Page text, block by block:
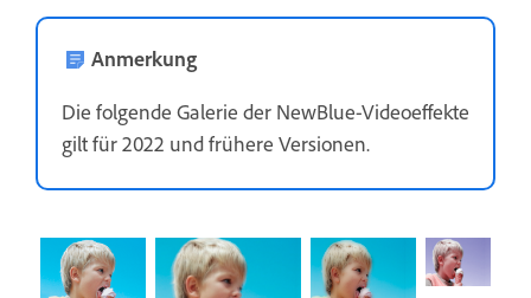
Anmerkung
Die folgende Galerie der NewBlue-Videoeffekte
gilt für 2022 und frühere Versionen.